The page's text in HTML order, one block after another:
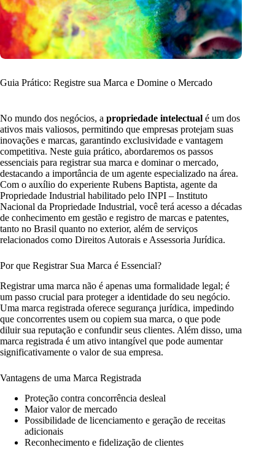
Guia Prático: Registre sua Marca e Domine o Mercado
No mundo dos negócios, a propriedade intelectual é um dos
ativos mais valiosos, permitindo que empresas protejam suas
inovações e marcas, garantindo exclusividade e vantagem
competitiva. Neste guia prático, abordaremos os passos
essenciais para registrar sua marca e dominar o mercado,
destacando a importância de um agente especializado na área.
Com o auxílio do experiente Rubens Baptista, agente da
Propriedade Industrial habilitado pelo INPI – Instituto
Nacional da Propriedade Industrial, você terá acesso a décadas
de conhecimento em gestão e registro de marcas e patentes,
tanto no Brasil quanto no exterior, além de serviços
relacionados como Direitos Autorais e Assessoria Jurídica.
Por que Registrar Sua Marca é Essencial?
Registrar uma marca não é apenas uma formalidade legal; é
um passo crucial para proteger a identidade do seu negócio.
Uma marca registrada oferece segurança jurídica, impedindo
que concorrentes usem ou copiem sua marca, o que pode
diluir sua reputação e confundir seus clientes. Além disso, uma
marca registrada é um ativo intangível que pode aumentar
significativamente o valor de sua empresa.
Vantagens de uma Marca Registrada
Proteção contra concorrência desleal
Maior valor de mercado
Possibilidade de licenciamento e geração de receitas
adicionais
Reconhecimento e fidelização de clientes